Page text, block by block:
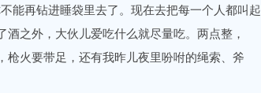
再钻进睡袋里去了。现在去把每一个人都叫起
之外，大伙儿爱吃什么就尽量吃。两点整，
火要带足，还有我昨儿夜里吩咐的绳索、斧